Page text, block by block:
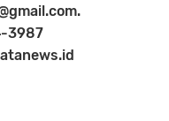
3987